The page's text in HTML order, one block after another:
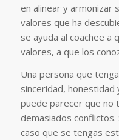
en alinear y armonizar
valores que ha
se ayuda al coachee a
valores, a que los
Una persona que
sinceridad, honestidad
puede parecer que no
demasiados
caso que se tengas